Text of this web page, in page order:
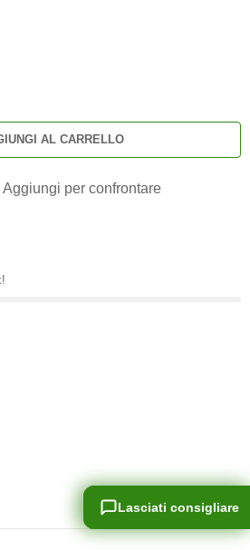
AL CARRELLO
Aggiungi per confrontare
Lasciati consigliare
Lasciati consigliare